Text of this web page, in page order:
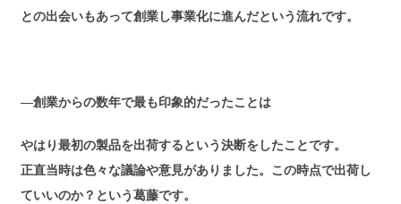
との出会いもあって創業し事業化に進んだという流れです。
―創業からの数年で最も印象的だったことは
やはり最初の製品を出荷するという決断をしたことです。
正直当時は色々な議論や意見がありました。この時点で出荷し
ていいのか？という葛藤です。